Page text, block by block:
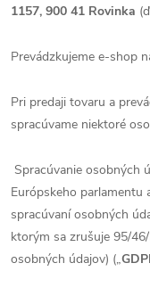
1157, 900 41 Rovinka
Prevádzkujeme e-shop
Pri predaji tovaru a
spracúvame niektoré
Spracúvanie osobných
Európskeho parlamentu
spracúvaní osobných
ktorým sa zrušuje 95/
osobných údajov) („